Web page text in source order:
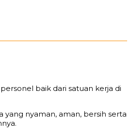
baik dari satuan kerja di
nyaman, aman, bersih serta